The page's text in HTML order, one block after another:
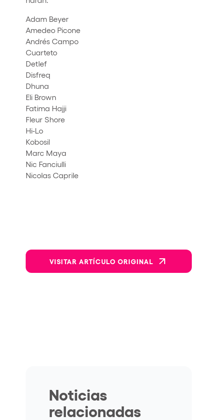
Adam Beyer
Amedeo Picone
Andrés Campo
Cuarteto
Detlef
Disfreq
Dhuna
Eli Brown
Fatima Hajji
Fleur Shore
Hi-Lo
Kobosil
Marc Maya
Nic Fanciulli
Nicolas Caprile
VISITAR ARTÍCULO ORIGINAL
Noticias
relacionadas